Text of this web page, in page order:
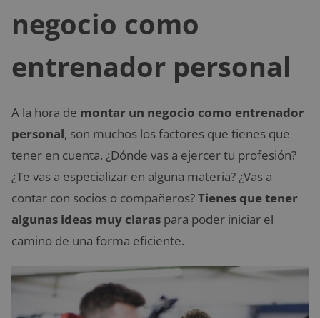
negocio como
entrenador personal
A la hora de montar un negocio como entrenador
personal, son muchos los factores que tienes que
tener en cuenta. ¿Dónde vas a ejercer tu profesión?
¿Te vas a especializar en alguna materia? ¿Vas a
contar con socios o compañeros?Tienes que tener
algunas ideas muy claras para poder iniciar el
camino de una forma eficiente.